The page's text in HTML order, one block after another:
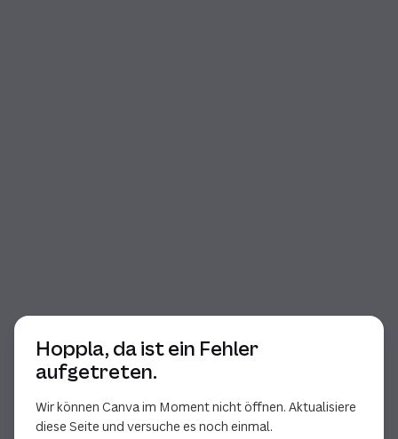
Hoppla, da ist ein Fehler
aufgetreten.
Wir können Canva im Moment nicht öffnen. Aktualisiere
diese Seite und versuche es noch einmal.